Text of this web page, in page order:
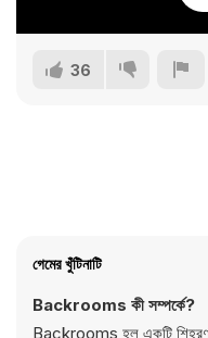
36
গেমের খুঁটিনাটি
Backrooms কী সম্পর্কে?
Backrooms হল একটি শিহরণ